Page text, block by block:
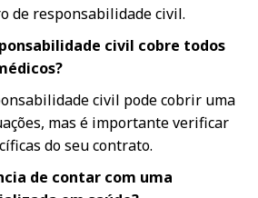
de responsabilidade civil.
civil cobre todos
civil pode cobrir uma
mas é importante verificar
do seu contrato.
de contar com uma